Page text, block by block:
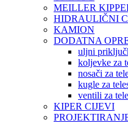
MEILLER
HIDRAULIČNI
KAMION
DODATNA
uljni
koljevke za
nosači za
kugle za
ventili za
KIPER CIJEVI